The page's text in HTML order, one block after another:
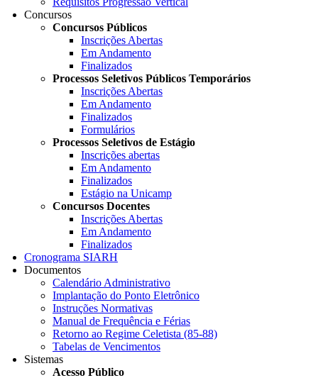
Concursos
Concursos Públicos
Inscrições Abertas
Em Andamento
Finalizados
Processos Seletivos Públicos Temporários
Inscrições Abertas
Em Andamento
Finalizados
Formulários
Processos Seletivos de Estágio
Inscrições abertas
Em Andamento
Finalizados
Estágio na Unicamp
Concursos Docentes
Inscrições Abertas
Em Andamento
Finalizados
Cronograma SIARH
Documentos
Calendário Administrativo
Implantação do Ponto Eletrônico
Instruções Normativas
Manual de Frequência e Férias
Retorno ao Regime Celetista (85-88)
Tabelas de Vencimentos
Sistemas
Acesso Público